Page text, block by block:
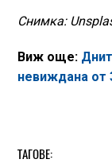
Снимка:
Виж още:
невиждана от
ТАГОВЕ: